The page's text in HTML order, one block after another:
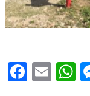
F E